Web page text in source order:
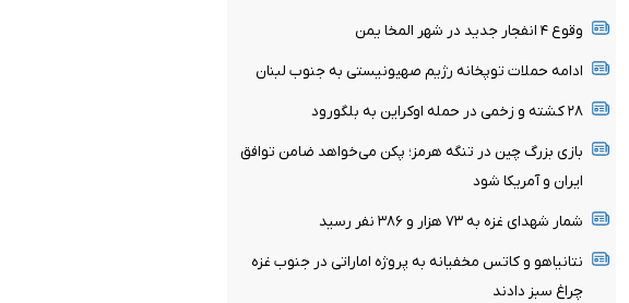
وقوع ۴ انفجار جدید در شهر المخا یمن
ادامه حملات توپخانه رژیم صهیونیستی به جنوب لبنان
۲۸ کشته و زخمی در حمله اوکراین به بلگورود
بازی بزرگ چین در تنگه هرمز؛ پکن می‌خواهد ضامن توافق
ایران و آمریکا شود
شمار شهدای غزه به ۷۳ هزار و ۳۸۶ نفر رسید
نتانیاهو و کاتس مخفیانه به پروژه اماراتی در جنوب غزه
چراغ سبز دادند